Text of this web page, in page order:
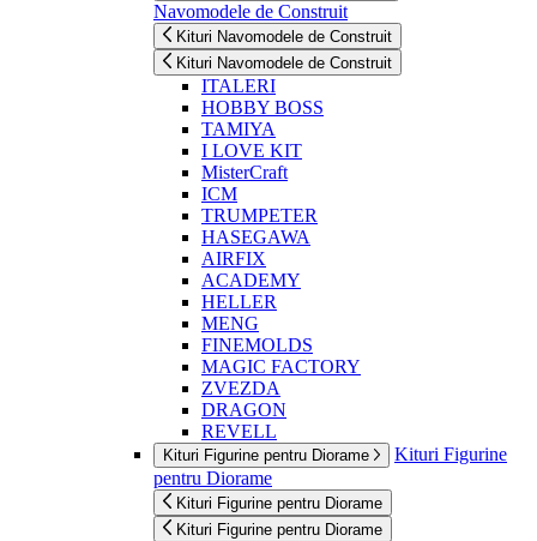
Navomodele de Construit
Kituri Navomodele de Construit
Kituri Navomodele de Construit
ITALERI
HOBBY BOSS
TAMIYA
I LOVE KIT
MisterCraft
ICM
TRUMPETER
HASEGAWA
AIRFIX
ACADEMY
HELLER
MENG
FINEMOLDS
MAGIC FACTORY
ZVEZDA
DRAGON
REVELL
Kituri Figurine pentru Diorame
Kituri Figurine
pentru Diorame
Kituri Figurine pentru Diorame
Kituri Figurine pentru Diorame